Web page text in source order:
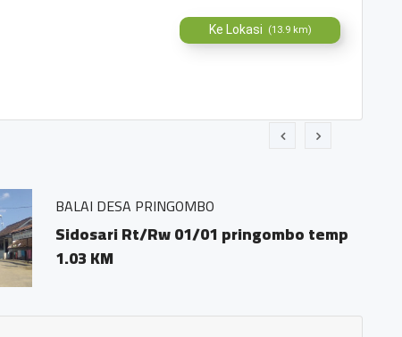
Ke Lokasi (13.9 km)
tempuran magelang.56161